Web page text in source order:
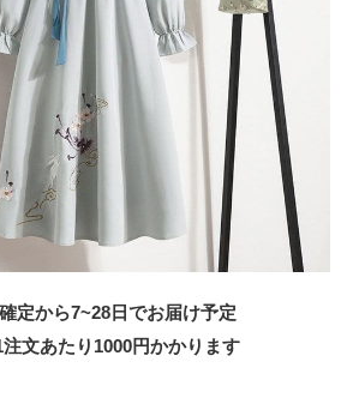
定から7~28日でお届け予定
文あたり 1000円かかります